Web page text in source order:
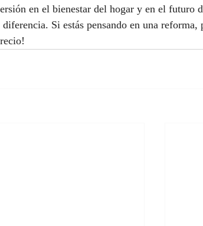
en el bienestar del hogar y en el futuro
Si estás pensando en una reforma,